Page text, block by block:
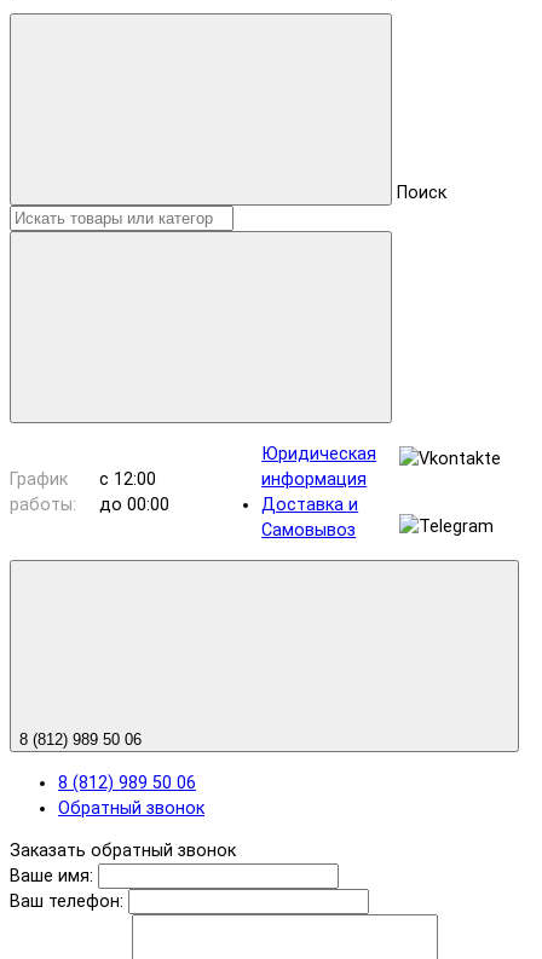
Поиск
График
работы:
с 12:00
до 00:00
Юридическая
информация
Доставка и
Самовывоз
8 (812) 989 50 06
8 (812) 989 50 06
Обратный звонок
Заказать обратный звонок
Ваше имя:
Ваш телефон: